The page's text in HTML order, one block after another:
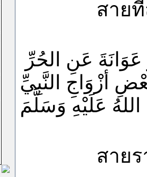
สายที่ส
عَوَانَةَ عَنِ
الحُرِّ
أزْوَاجِ
النَّبِيِّ
اللهُ عَلَيْهِ وَسَلَّمَ
สายรายง